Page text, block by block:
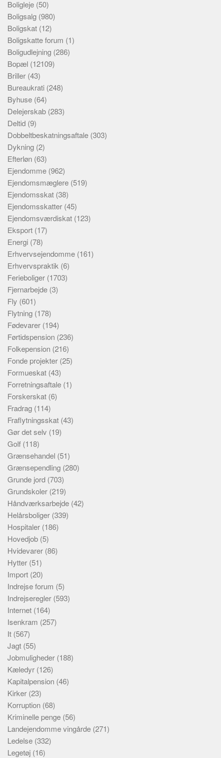
Boligleje (50)
Boligsalg (980)
Boligskat (12)
Boligskatte forum (1)
Boligudlejning (286)
Bopæl (12109)
Briller (43)
Bureaukrati (248)
Byhuse (64)
Delejerskab (283)
Deltid (9)
Dobbeltbeskatningsaftale (303)
Dykning (2)
Efterløn (63)
Ejendomme (962)
Ejendomsmæglere (519)
Ejendomsskat (38)
Ejendomsskatter (45)
Ejendomsværdiskat (123)
Eksport (17)
Energi (78)
Erhvervsejendomme (161)
Erhvervspraktik (6)
Ferieboliger (1703)
Fjernarbejde (3)
Fly (601)
Flytning (178)
Fødevarer (194)
Førtidspension (236)
Folkepension (216)
Fonde projekter (25)
Formueskat (43)
Forretningsaftale (1)
Forskerskat (6)
Fradrag (114)
Fraflytningsskat (43)
Gør det selv (19)
Golf (118)
Grænsehandel (51)
Grænsependling (280)
Grunde jord (703)
Grundskoler (219)
Håndværksarbejde (42)
Helårsboliger (339)
Hospitaler (186)
Hovedjob (5)
Hvidevarer (86)
Hytter (51)
Import (20)
Indrejse forum (5)
Indrejseregler (593)
Internet (164)
Isenkram (257)
It (567)
Jagt (55)
Jobmuligheder (188)
Kæledyr (126)
Kapitalpension (46)
Kirker (23)
Korruption (68)
Kriminelle penge (56)
Landejendomme vingårde (271)
Ledelse (332)
Legetøj (16)